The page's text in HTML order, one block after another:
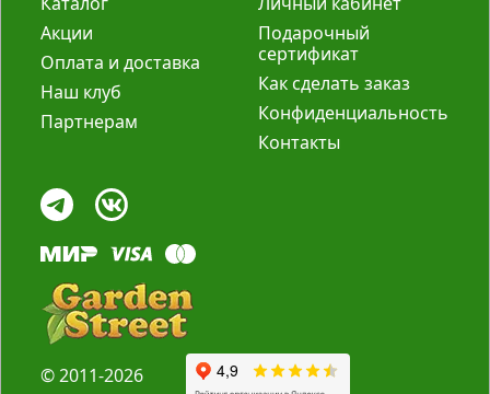
Акции
Оплата и доставка
Наш клуб
Партнерам
Подарочный
сертификат
Как сделать заказ
Конфиденциальность
Контакты
© 2011-2026